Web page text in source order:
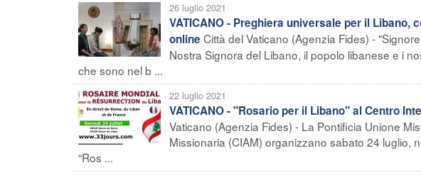
26 luglio 2021
VATICANO - Preghiera universale per il
online Città del Vaticano (Agenzia Fides) -
Nostra Signora del Libano, il popolo libanese e i
che sono nel b ...
22 luglio 2021
VATICANO - "Rosario per il Libano" al Centro
Vaticano (Agenzia Fides) - La Pontificia Unione
Missionaria (CIAM) organizzano sabato 24 luglio,
“Ros ...